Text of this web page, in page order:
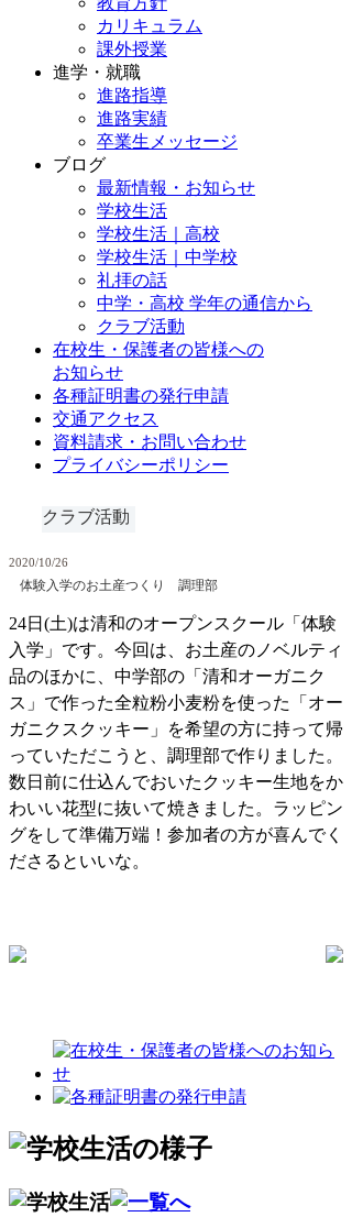
カリキュラム
課外授業
進学・就職
進路指導
進路実績
卒業生メッセージ
ブログ
最新情報・お知らせ
学校生活
学校生活｜高校
学校生活｜中学校
礼拝の話
中学・高校 学年の通信から
クラブ活動
在校生・保護者の皆様への
お知らせ
各種証明書の発行申請
交通アクセス
資料請求・お問い合わせ
プライバシーポリシー
クラブ活動
2020/10/26
体験入学のお土産つくり 調理部
24日(土)は清和のオープンスクール「体験
入学」です。今回は、お土産のノベルティ
品のほかに、中学部の「清和オーガニク
ス」で作った全粒粉小麦粉を使った「オー
ガニクスクッキー」を希望の方に持って帰
っていただこうと、調理部で作りました。
数日前に仕込んでおいたクッキー生地をか
わいい花型に抜いて焼きました。ラッピン
グをして準備万端！参加者の方が喜んでく
ださるといいな。